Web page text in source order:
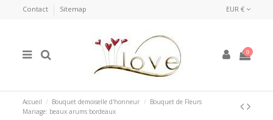
Contact Sitemap EUR €
0
Accueil Bouquet demoiselle d'honneur
Bouquet de Fleurs
Mariage: beaux arums bordeaux